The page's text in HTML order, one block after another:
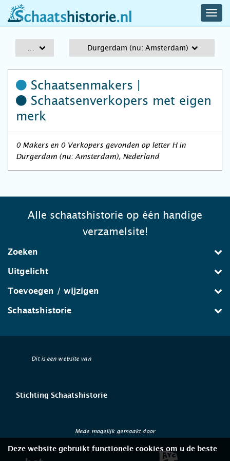
schaatshistorie.nl
Durgerdam (nu: Amsterdam)
Schaatsenmakers |
Schaatsenverkopers met eigen
merk
0 Makers en 0 Verkopers gevonden op letter H in
Durgerdam (nu: Amsterdam), Nederland
Alle schaatshistorie op één handige
verzamelsite!
Zoeken
Uitgelicht
Toevoegen / wijzigen
Schaatshistorie
Dit is een website van
Stichting Schaatshistorie
Mede mogelijk gemaakt door
Deze website gebruikt functionele cookies om u de beste